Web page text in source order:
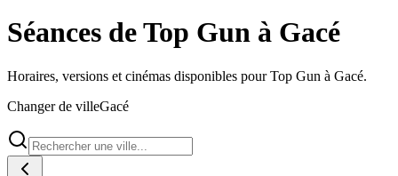
Séances de Top Gun à Gacé
Horaires, versions et cinémas disponibles pour Top Gun à Gacé.
Changer de villeGacé